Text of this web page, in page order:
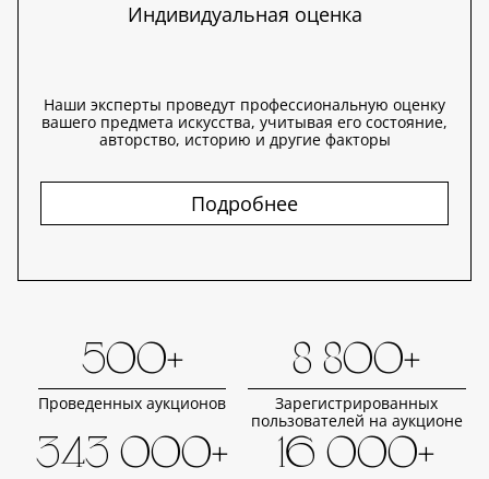
Индивидуальная оценка
Наши эксперты проведут профессиональную оценку
вашего предмета искусства, учитывая его состояние,
авторство, историю и другие факторы
Подробнее
500+
Проведенных аукционов
8 800+
Зарегистрированных
пользователей на аукционе
343 000+ 16 000+